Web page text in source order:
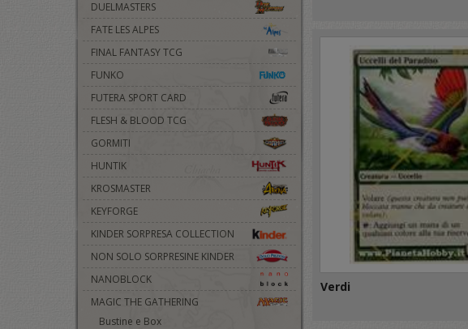
DUELMASTERS
FATE LES ALPES
FINAL FANTASY TCG
FUNKO
FUTERA SPORT CARD
FLESH & BLOOD TCG
GORMITI
HUNTIK
KROSMASTER
KEYFORGE
KINDER SORPRESA COLLECTION
NON SOLO SORPRESINE KINDER
NANOBLOCK
MAGIC THE GATHERING
Bustine e Box
Verdi